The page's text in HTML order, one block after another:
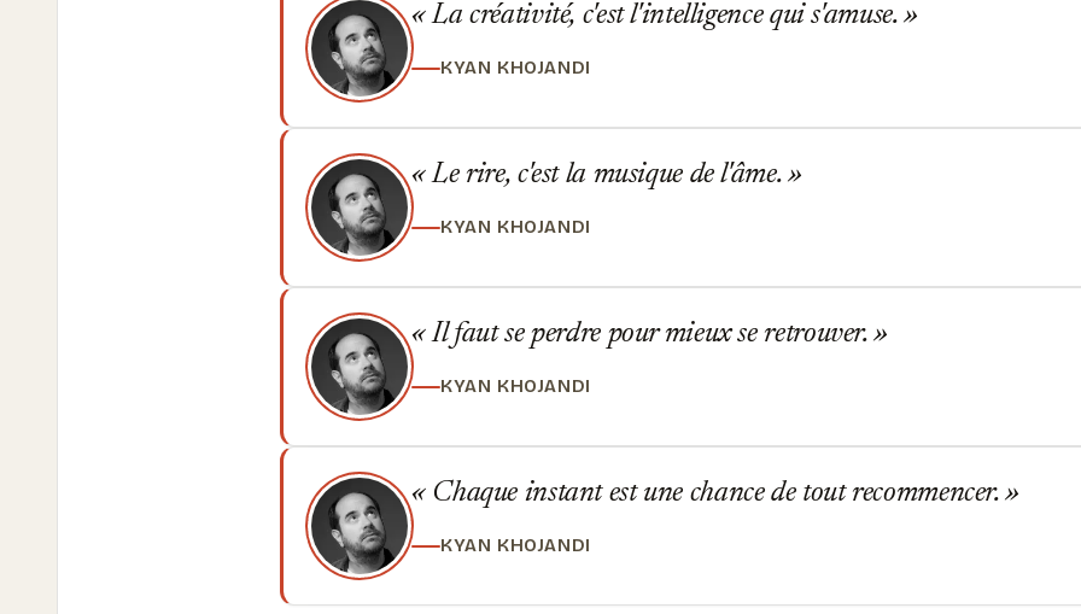
La créativité, c'est l'intelligence qui s'amuse.
KYAN KHOJANDI
Le rire, c'est la musique de l'âme.
KYAN KHOJANDI
Il faut se perdre pour mieux se retrouver.
KYAN KHOJANDI
Chaque instant est une chance de tout recommencer.
KYAN KHOJANDI